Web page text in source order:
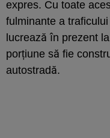
expres. Cu toate
fulminante a
lucrează în prezent
porțiune să fie
autostradă.